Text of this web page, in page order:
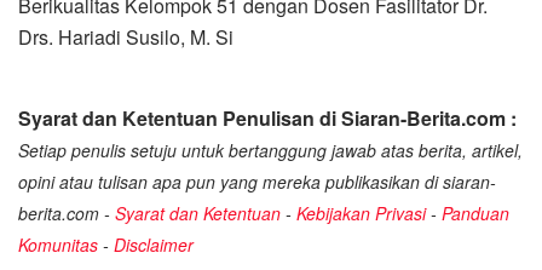
Drs. Hariadi Susilo, M. Si
Syarat dan Ketentuan Penulisan di Siaran-Berita.com :
Setiap penulis setuju untuk bertanggung jawab atas berita, artikel,
opini atau tulisan apa pun yang mereka publikasikan di siaran-
berita.com - Syarat dan Ketentuan - Kebijakan Privasi- Panduan
Komunitas - Disclaimer